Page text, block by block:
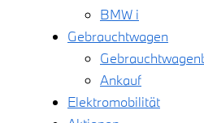
BMW i
Gebrauchtwagen
Ankauf
Elektromobilität